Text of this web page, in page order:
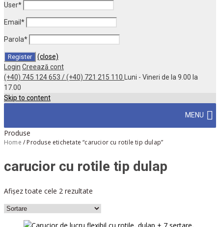
User*
Email *
Parola*
(close)
Login Creează cont
(+40) 745 124 653 / (+40) 721 215 110
Luni - Vineri de la 9.00 la
17.00
Skip to content
MENU
Produse
Home / Produse etichetate “carucior cu rotile tip dulap”
carucior cu rotile tip dulap
Afișez toate cele 2 rezultate